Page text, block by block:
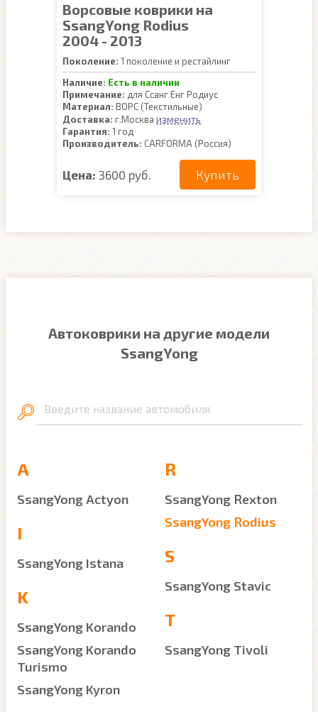
Ворсовые коврики на
SsangYong Rodius
2004 - 2013
Поколение: 1 поколение и рестайлинг
Наличие: Есть в наличии
Примечание: для Ссанг Енг Родиус
Материал: ВОРС (Текстильные)
Доставка: г.Москва изменить
Гарантия: 1 год
Производитель: CARFORMA (Россия)
Цена: 3600 руб. Купить
Автоковрики на другие модели
SsangYong
Введите название автомобиля
A
SsangYong Actyon
I
SsangYong Istana
K
SsangYong Korando
SsangYong Korando
Turismo
SsangYong Kyron
R
SsangYong Rexton
SsangYong Rodius
S
SsangYong Stavic
T
SsangYong Tivoli